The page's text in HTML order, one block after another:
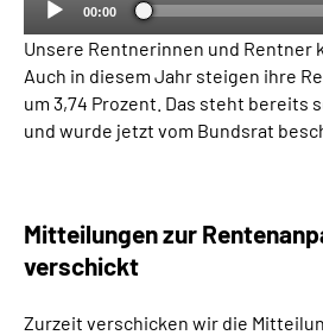
00:00
Unsere Rentnerinnen und Rentner
Auch in diesem Jahr steigen ihre
um 3,74 Prozent. Das steht bereits
und wurde jetzt vom Bundsrat
Mitteilungen zur
verschickt
Zurzeit verschicken wir die